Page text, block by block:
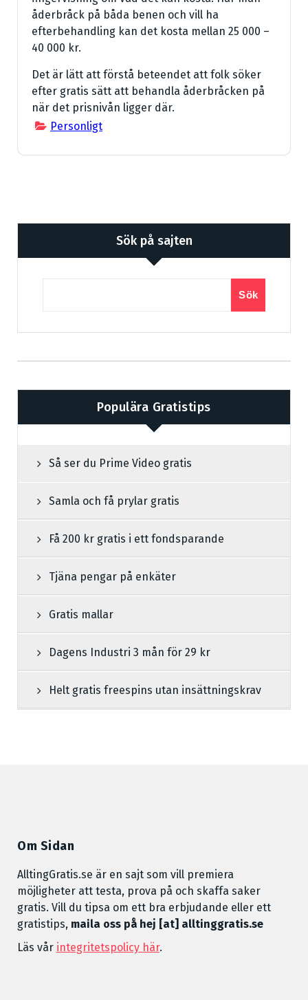
åderbråck på båda benen och vill ha
efterbehandling kan det kosta mellan 25 000 –
40 000 kr.
Det är lätt att förstå beteendet att folk söker
efter gratis sätt att behandla åderbråcken på
när det prisnivån ligger där.
Personligt
Sök på sajten
Sök
Populära Gratistips
Så ser du Prime Video gratis
Samla och få prylar gratis
Få 200 kr gratis i ett fondsparande
Tjäna pengar på enkäter
Gratis mallar
Dagens Industri 3 mån för 29 kr
Helt gratis freespins utan insättningskrav
Om Sidan
AlltingGratis.se är en sajt som vill premiera
möjligheter att testa, prova på och skaffa saker
gratis. Vill du tipsa om ett bra erbjudande eller ett
gratistips, maila oss på hej [at] alltinggratis.se
Läs vår integritetspolicy här.